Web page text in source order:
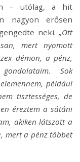
– utólag, a hit
nagyon erősen
neki. „Ott
mert nyomott
démon, a pénz,
Sok
például
tisztességes, de
éreztem a sátáni
akiken látszott a
mert a pénz többet